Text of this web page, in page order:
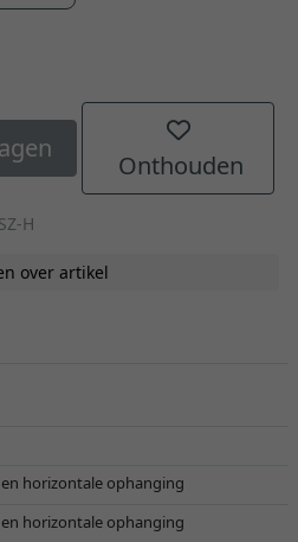
Onthouden
H
over artikel
horizontale ophanging
horizontale ophanging